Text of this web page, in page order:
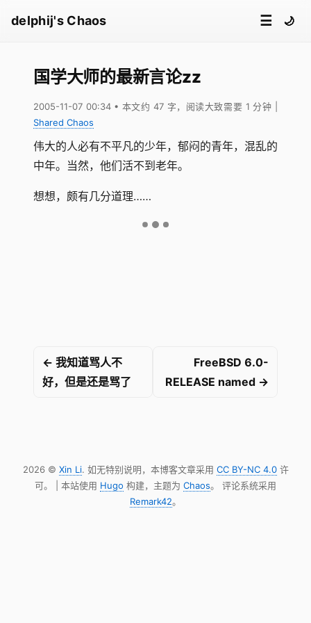
delphij's Chaos ☰ 🌙
国学大师的最新言论zz
2005-11-07 00:34 • 本文约 47 字，阅读大致需要 1 分钟
Shared Chaos
伟大的人必有不平凡的少年，郁闷的青年，混乱的
中年。当然，他们活不到老年。
想想，颇有几分道理……
← 我知道骂人不
好，但是还是骂了
FreeBSD 6.0-
RELEASE named →
2026 © Xin Li. 如无特别说明，本博客文章采用 CC BY-NC 4.0许
可。 | 本站使用 Hugo 构建，主题为 Chaos。 评论系统采用
Remark42。